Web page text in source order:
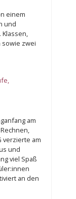
einem
und
zwei
,
am
verzierte am
und
viel Spaß
an den